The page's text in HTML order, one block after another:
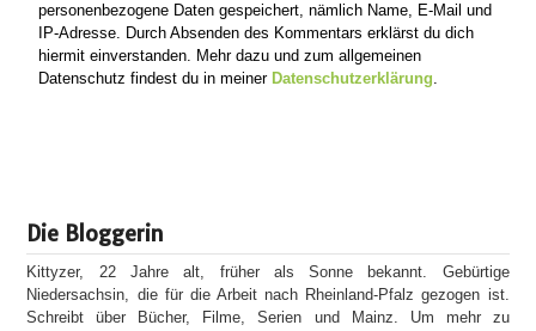
personenbezogene Daten gespeichert, nämlich Name, E-Mail und
IP-Adresse. Durch Absenden des Kommentars erklärst du dich
hiermit einverstanden. Mehr dazu und zum allgemeinen
Datenschutz findest du in meiner Datenschutzerklärung.
Die Bloggerin
Kittyzer, 22 Jahre alt, früher als Sonne bekannt. Gebürtige
Niedersachsin, die für die Arbeit nach Rheinland-Pfalz gezogen ist.
Schreibt über Bücher, Filme, Serien und Mainz. Um mehr zu